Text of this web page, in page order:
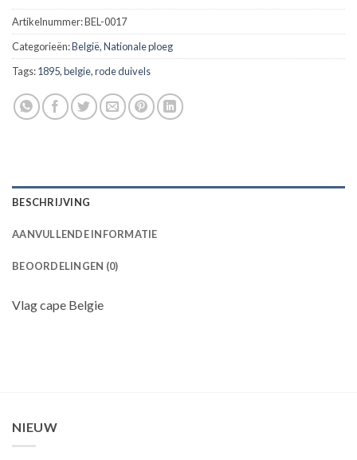
Artikelnummer:BEL-0017
Categorieën:België,Nationale ploeg
Tags:1895,belgie,rode duivels
BESCHRIJVING
AANVULLENDE INFORMATIE
BEOORDELINGEN (0)
Vlag cape Belgie
NIEUW